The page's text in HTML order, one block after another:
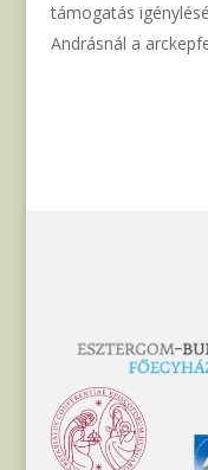
támogatás
Andrásnál a